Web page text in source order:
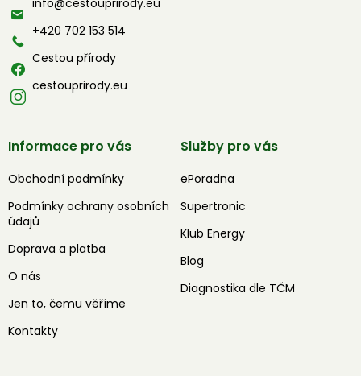
t info@cestouprirody.eu
+420 702 153 514
Cestou přírody
cestouprirody.eu
Informace pro vás
Obchodní podmínky
Podmínky ochrany osobních
údajů
Doprava a platba
O nás
Jen to, čemu věříme
Kontakty
Služby pro vás
ePoradna
Supertronic
Klub Energy
Blog
Diagnostika dle TČM